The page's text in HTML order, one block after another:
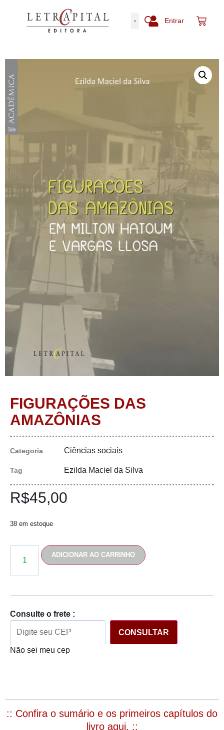
Entrar
FIGURAÇÕES DAS
AMAZÔNIAS
Categoria Ciências sociais
Tag Ezilda Maciel da Silva
R$45,00
38 em estoque
ADICIONAR AO CARRINHO
Consulte o frete :
CONSULTAR
Não sei meu cep
:: Confira o sumário e os primeiros capítulos do
livro aqui. ::